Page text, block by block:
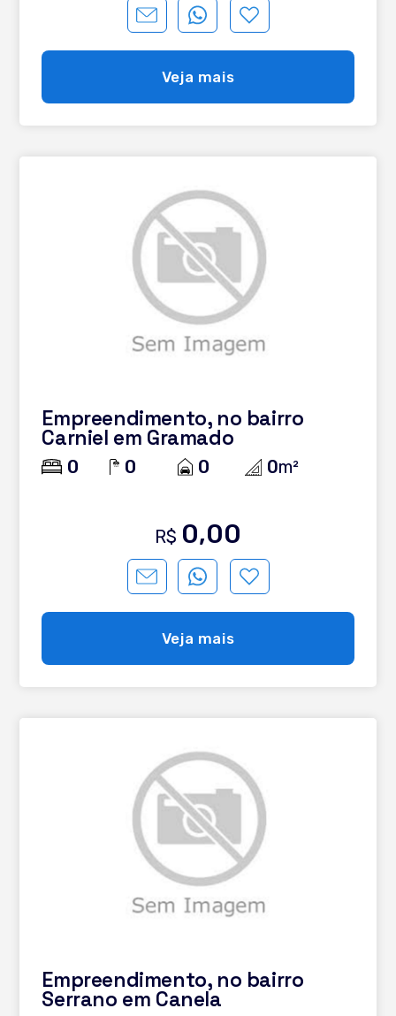
Veja mais
Empreendimento, no bairro
Carniel em Gramado
0 0 0 0m²
R$ 0,00
Veja mais
Empreendimento, no bairro
Serrano em Canela